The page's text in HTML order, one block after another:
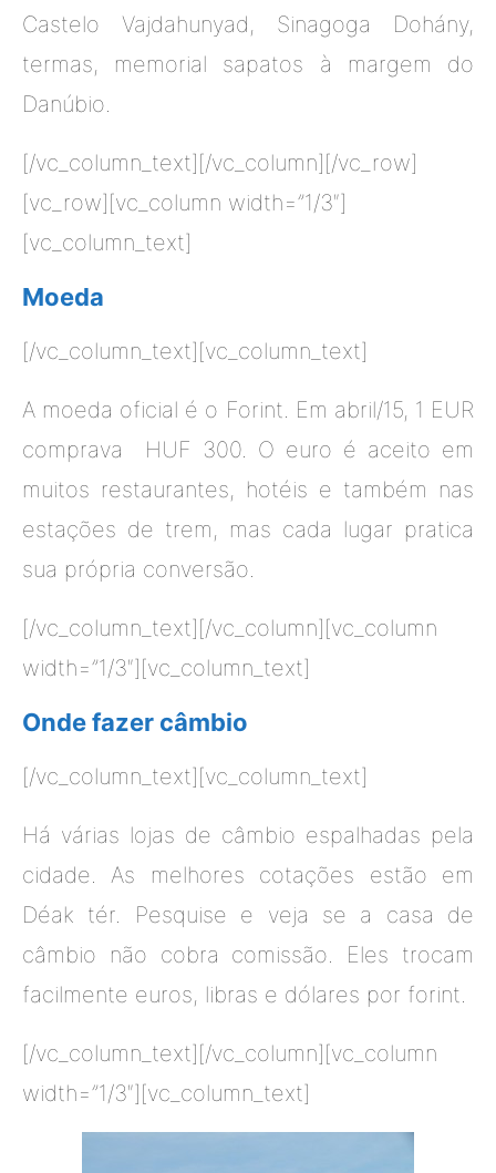
Castelo Vajdahunyad, Sinagoga Dohány,
termas, memorial sapatos à margem do
Danúbio.
[/vc_column_text][/vc_column][/vc_row]
[vc_row][vc_column width=”1/3″]
[vc_column_text]
Moeda
[/vc_column_text][vc_column_text]
A moeda oficial é o Forint. Em abril/15, 1 EUR
comprava HUF 300. O euro é aceito em
muitos restaurantes, hotéis e também nas
estações de trem, mas cada lugar pratica
sua própria conversão.
[/vc_column_text][/vc_column][vc_column
width=”1/3″][vc_column_text]
Onde fazer câmbio
[/vc_column_text][vc_column_text]
Há várias lojas de câmbio espalhadas pela
cidade. As melhores cotações estão em
Déak tér. Pesquise e veja se a casa de
câmbio não cobra comissão. Eles trocam
facilmente euros, libras e dólares por forint.
[/vc_column_text][/vc_column][vc_column
width=”1/3″][vc_column_text]